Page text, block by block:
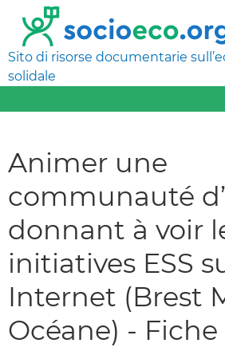
Sito di risorse documentarie
solidale
Animer une
communauté
donnant à voir
initiatives ESS
Internet (Brest
Océane) -